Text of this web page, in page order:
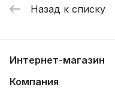
Назад к списку
Интернет-магазин
Компания